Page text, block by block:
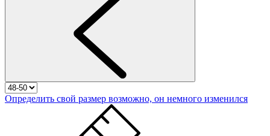
Определить свой размер возможно, он немного изменился